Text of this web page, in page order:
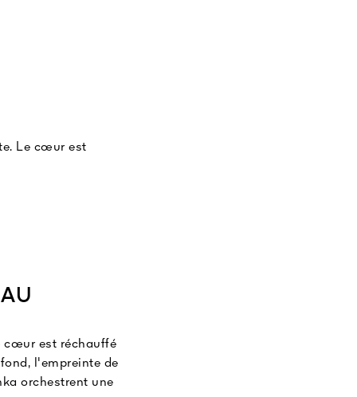
Le cœur est
de la fève tonka
cœur est réchauffé
l'empreinte de
orchestrent une